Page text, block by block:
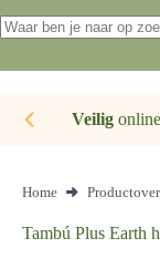
resultaten
Veiligonline
Home
Tambú Plus Earth